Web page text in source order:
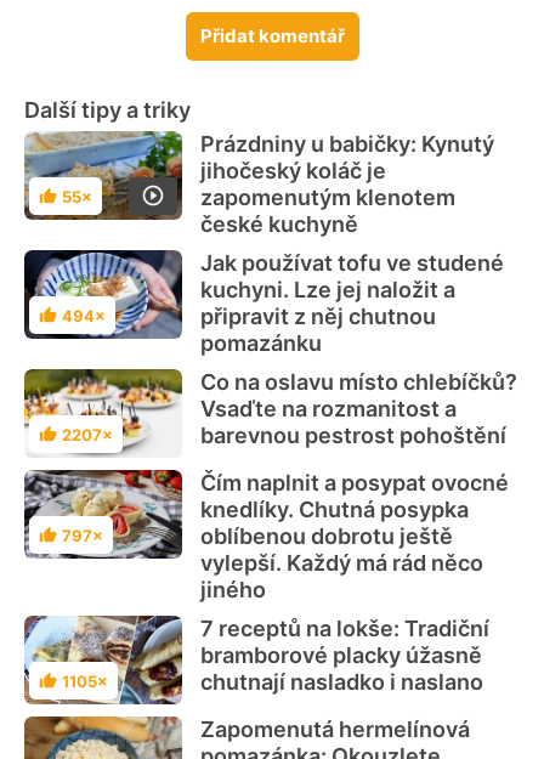
Přidat komentář
Další tipy a triky
Hodnocení
55×
Prázdniny u babičky: Kynutý
jihočeský koláč je
zapomenutým klenotem
české kuchyně
Hodnocení
494×
Jak používat tofu ve studené
kuchyni. Lze jej naložit a
připravit z něj chutnou
pomazánku
Hodnocení
2207×
Co na oslavu místo chlebíčků?
Vsaďte na rozmanitost a
barevnou pestrost pohoštění
Hodnocení
797×
Čím naplnit a posypat ovocné
knedlíky. Chutná posypka
oblíbenou dobrotu ještě
vylepší. Každý má rád něco
jiného
Hodnocení
1105×
7 receptů na lokše: Tradiční
bramborové placky úžasně
chutnají nasladko i naslano
Zapomenutá hermelínová